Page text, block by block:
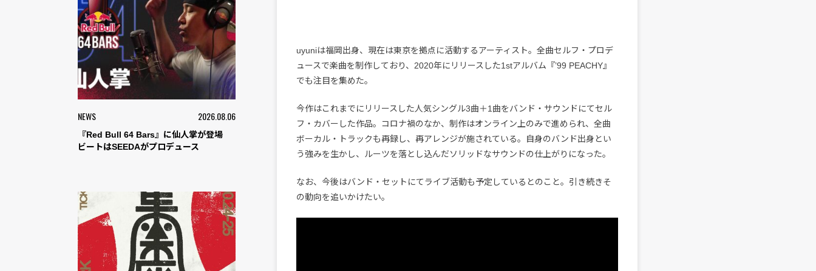
NEWS 2026.08.06
『Red Bull 64 Bars』に仙人掌が登場
ビートはSEEDAがプロデュース
uyuniは福岡出身、現在は東京を拠点に活動するアーティスト。全曲セルフ・プロデ
ュースで楽曲を制作しており、2020年にリリースした1stアルバム『’99 PEACHY』
でも注目を集めた。
今作はこれまでにリリースした人気シングル3曲＋1曲をバンド・サウンドにてセル
フ・カバーした作品。コロナ禍のなか、制作はオンライン上のみで進められ、全曲
ボーカル・トラックも再録し、再アレンジが施されている。自身のバンド出身とい
う強みを生かし、ルーツを落とし込んだソリッドなサウンドの仕上がりになった。
なお、今後はバンド・セットにてライブ活動も予定しているとのこと。引き続きそ
の動向を追いかけたい。